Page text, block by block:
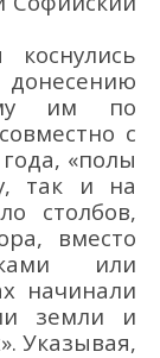
коснулись
им по
с
«полы
так и на
столбов,
вместо
или
начинали
земли и
Указывая,